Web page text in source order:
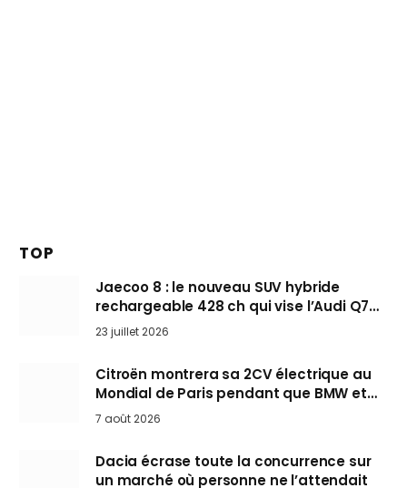
TOP
Jaecoo 8 : le nouveau SUV hybride
rechargeable 428 ch qui vise l’Audi Q7
arrive en Europe cet automne
23 juillet 2026
Citroën montrera sa 2CV électrique au
Mondial de Paris pendant que BMW et
Mini désertent le salon
7 août 2026
Dacia écrase toute la concurrence sur
un marché où personne ne l’attendait